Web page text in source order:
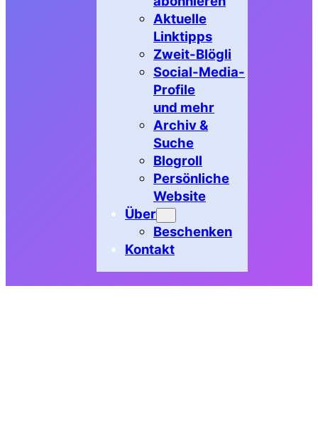
Aktuelle
Linktipps
Zweit-Blögli
Social-Media-
Profile
und mehr
Archiv &
Suche
Blogroll
Persönliche
Website
Über
Beschenken
Kontakt